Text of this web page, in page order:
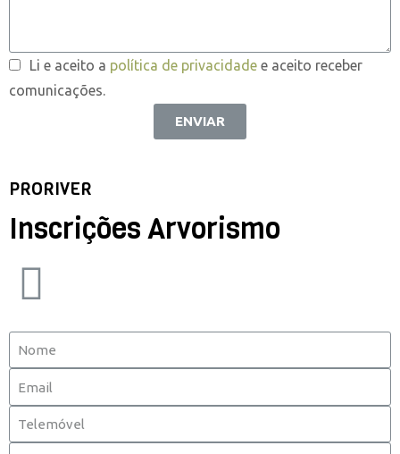
Li e aceito a política de privacidade e aceito receber
comunicações.
ENVIAR
PRORIVER
Inscrições Arvorismo